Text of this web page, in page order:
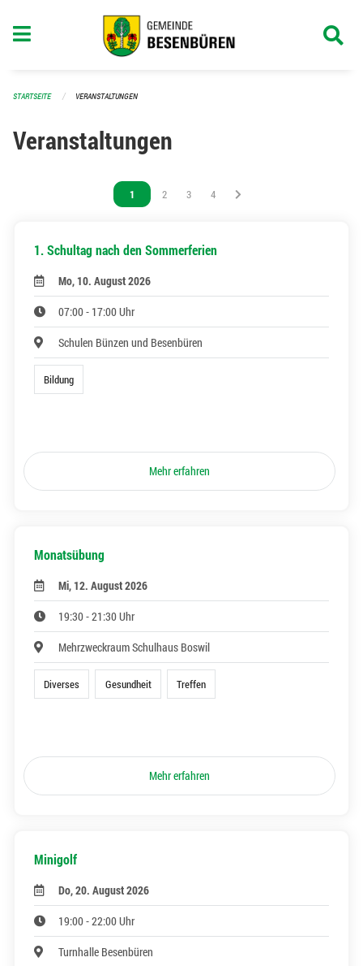
STARTSEITE VERANSTALTUNGEN
Veranstaltungen
Vous êtes sur la page
1 Vous êtes sur la page
2 Vous êtes sur la page
3 Vous êtes sur la page
4
1. Schultag nach den Sommerferien
Mo, 10. August 2026
07:00 - 17:00 Uhr
Schulen Bünzen und Besenbüren
Bildung
Mehr erfahren
Monatsübung
Mi, 12. August 2026
19:30 - 21:30 Uhr
Mehrzweckraum Schulhaus Boswil
Diverses Gesundheit Treffen
Mehr erfahren
Minigolf
Do, 20. August 2026
19:00 - 22:00 Uhr
Turnhalle Besenbüren